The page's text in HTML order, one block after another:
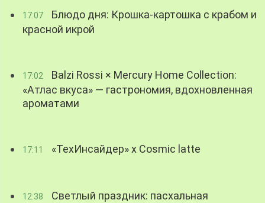
17:07
Блюдо дня: Крошка-картошка с крабом и
красной икрой
17:02
Balzi Rossi × Mercury Home Collection:
«Атлас вкуса» — гастрономия, вдохновленная
ароматами
17:11 «ТехИнсайдер» х Cosmic latte
12:38
Светлый праздник: пасхальная